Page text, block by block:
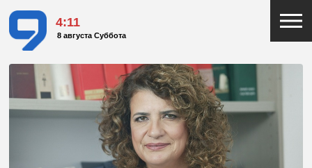
4:11
8 августа Суббота